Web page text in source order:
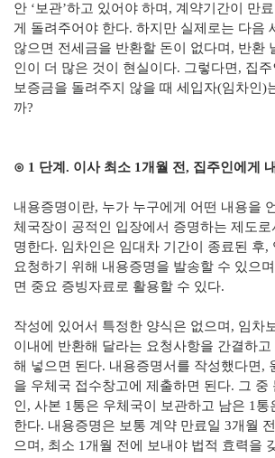
안 ‘보관’하고 있어야 하며, 계약기간이 만
게 돌려주어야 한다. 하지만 실제로는 다음
않으면 전세금을 반환할 돈이 없다며, 반환
인이 더 많은 것이 현실이다. 그렇다면, 집주
보증금을 돌려주지 않을 때 세입자(임차인)
까?
⊙ 1 단계. 이사 최소 1개월 전, 집주인에게
내용증명이란, 누가 누구에게 어떤 내용을
체국장이 공적인 입장에서 증명하는 제도
명한다. 임차인은 임대차 기간이 종료된 후,
요청하기 위해 내용증명을 발송할 수 있으
면 중요 증빙자료로 활용할 수 있다.
작성에 있어서 특정한 양식은 없으며, 임차
이내에 반환해 달라는 요청사항을 간결하고
해 넣으면 된다. 내용증명서를 작성했다면,
을 우체국 접수창고에 제출하면 된다. 그 중
인, 사본 1통은 우체국이 보관하고 남은 1통
한다. 내용증명은 보통 계약 만료일 3개월
으며, 최소 1개월 전에 보내야 법적 효력을